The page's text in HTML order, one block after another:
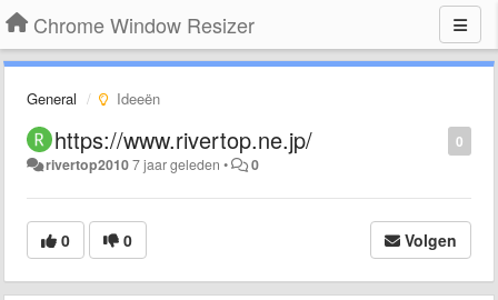
Chrome Window Resizer
General Ideeën
0
https://www.rivertop.ne.jp/
rivertop20107 jaar geleden • 0
0 0 Volgen